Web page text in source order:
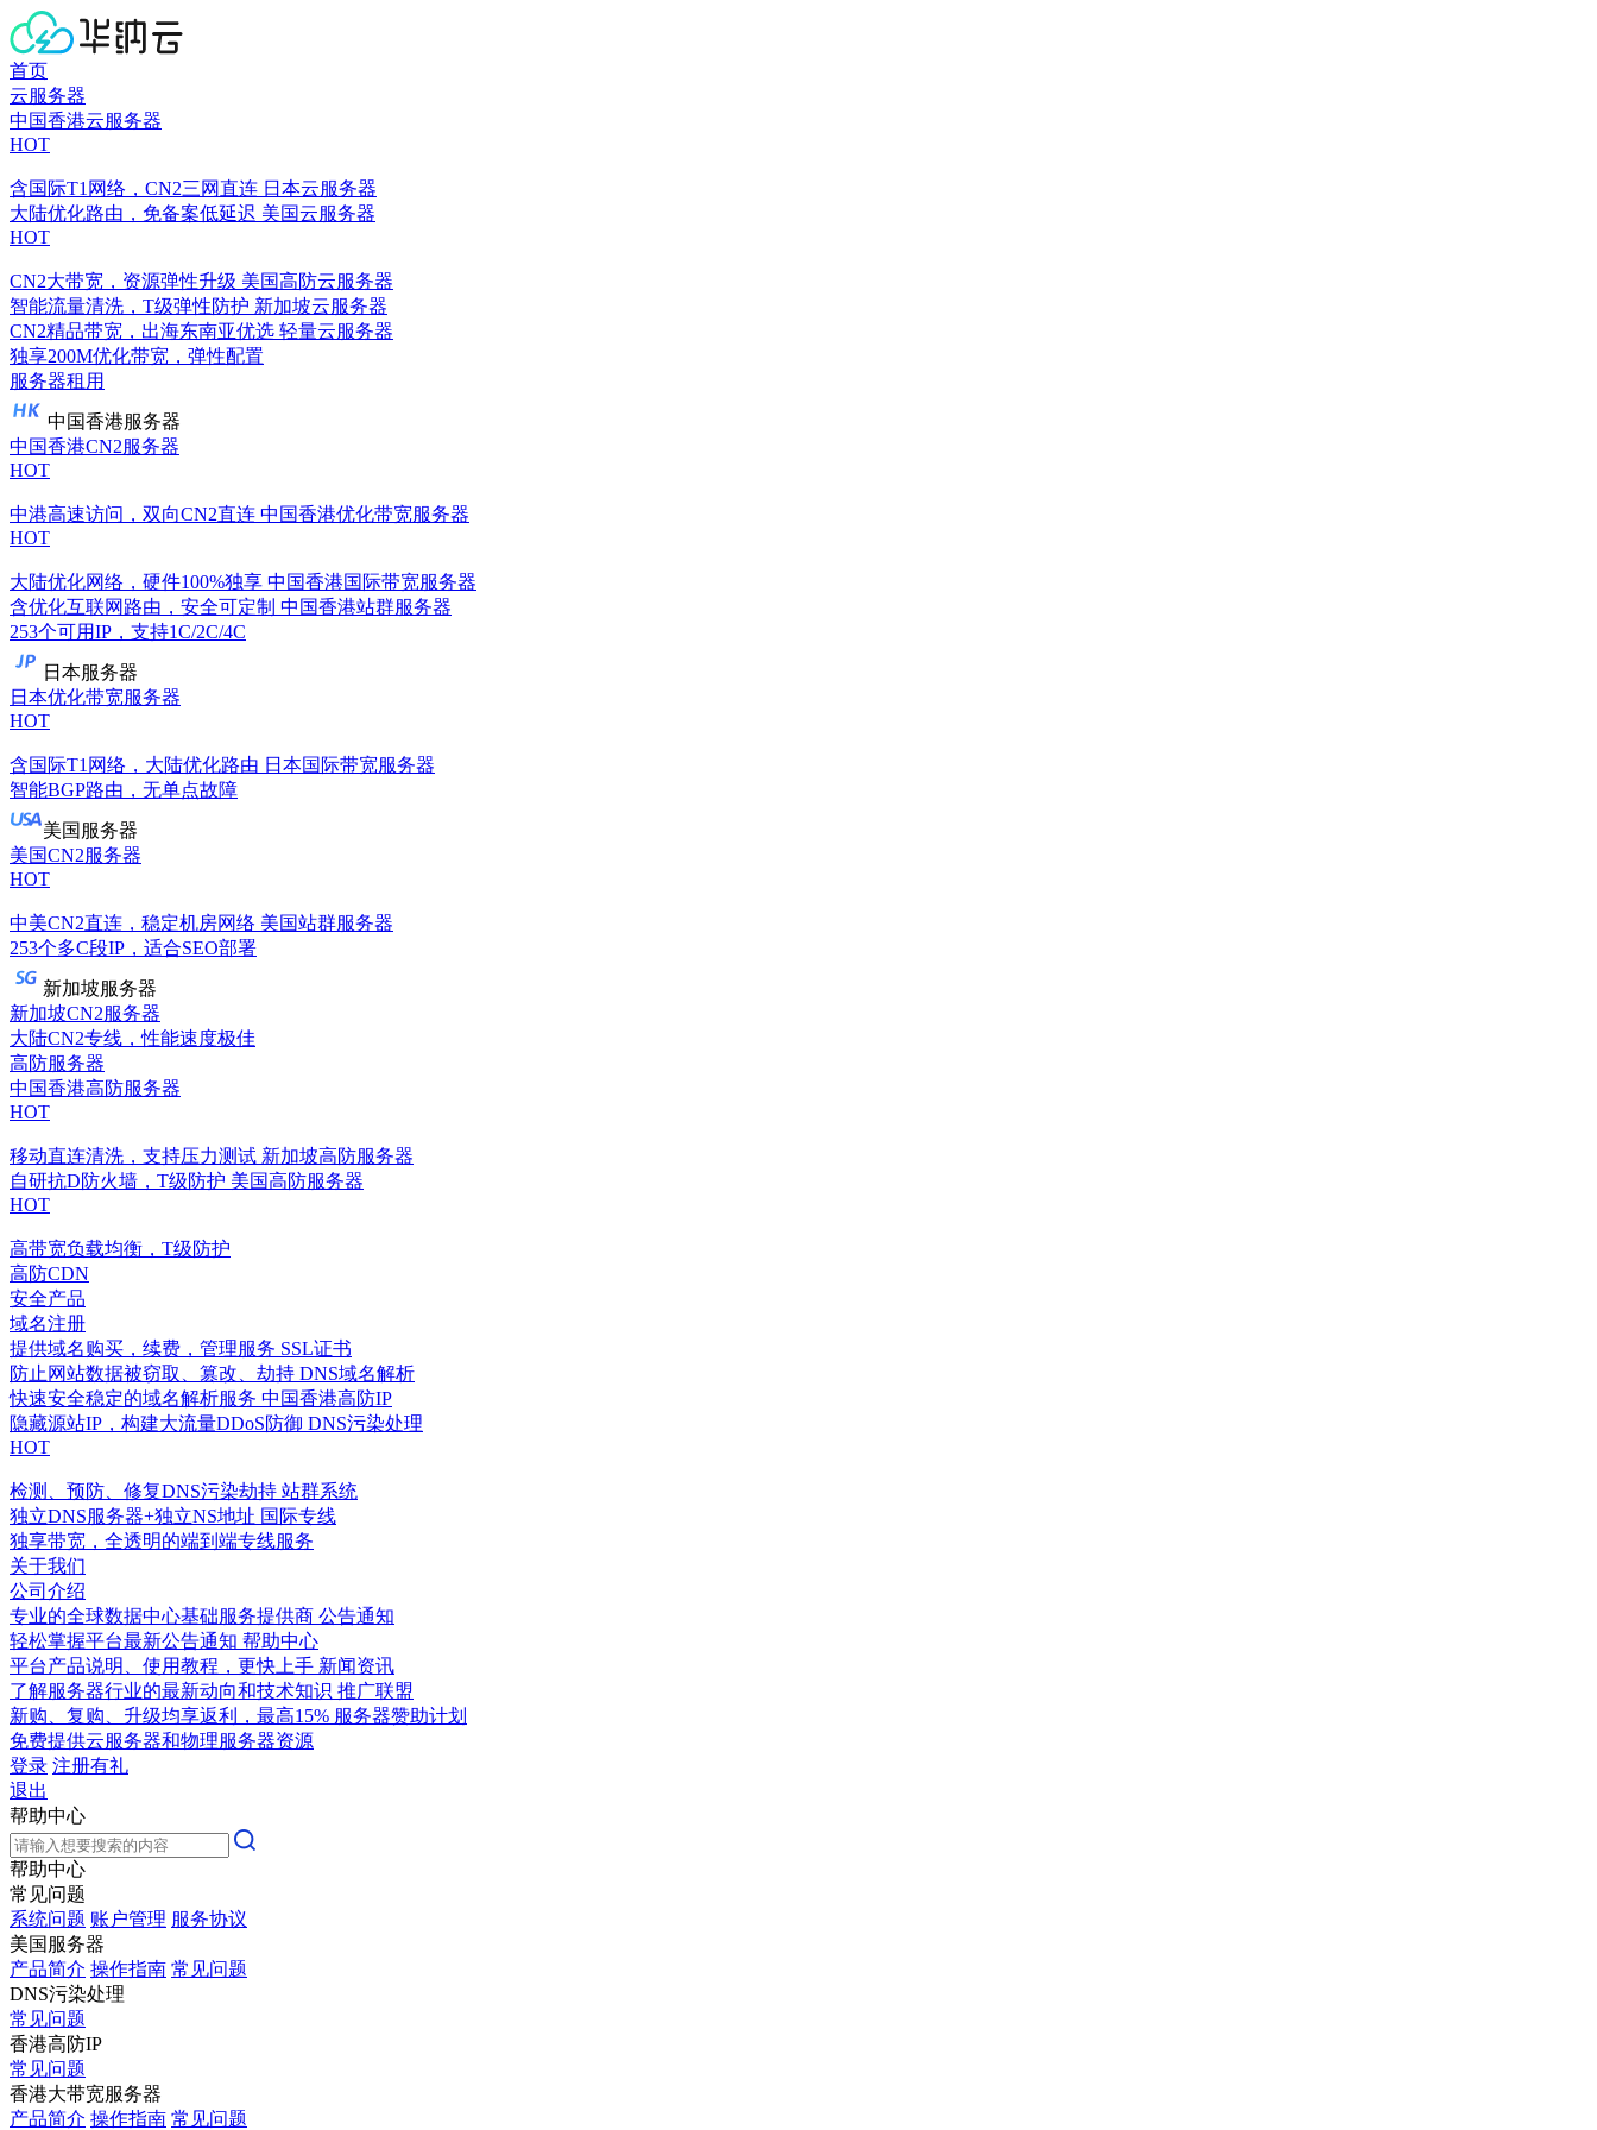
首页
云服务器
中国香港云服务器
HOT
含国际T1网络，CN2三网直连 日本云服务器
大陆优化路由，免备案低延迟 美国云服务器
HOT
CN2大带宽，资源弹性升级 美国高防云服务器
智能流量清洗，T级弹性防护 新加坡云服务器
CN2精品带宽，出海东南亚优选 轻量云服务器
独享200M优化带宽，弹性配置
服务器租用
中国香港服务器
中国香港CN2服务器
HOT
中港高速访问，双向CN2直连 中国香港优化带宽服务器
HOT
大陆优化网络，硬件100%独享 中国香港国际带宽服务器
含优化互联网路由，安全可定制 中国香港站群服务器
253个可用IP，支持1C/2C/4C
日本服务器
日本优化带宽服务器
HOT
含国际T1网络，大陆优化路由 日本国际带宽服务器
智能BGP路由，无单点故障
美国服务器
美国CN2服务器
HOT
中美CN2直连，稳定机房网络 美国站群服务器
253个多C段IP，适合SEO部署
新加坡服务器
新加坡CN2服务器
大陆CN2专线，性能速度极佳
高防服务器
中国香港高防服务器
HOT
移动直连清洗，支持压力测试 新加坡高防服务器
自研抗D防火墙，T级防护 美国高防服务器
HOT
高带宽负载均衡，T级防护
高防CDN
安全产品
域名注册
提供域名购买，续费，管理服务 SSL证书
防止网站数据被窃取、篡改、劫持 DNS域名解析
快速安全稳定的域名解析服务 中国香港高防IP
隐藏源站IP，构建大流量DDoS防御 DNS污染处理
HOT
检测、预防、修复DNS污染劫持 站群系统
独立DNS服务器+独立NS地址 国际专线
独享带宽，全透明的端到端专线服务
关于我们
公司介绍
专业的全球数据中心基础服务提供商 公告通知
轻松掌握平台最新公告通知 帮助中心
平台产品说明、使用教程，更快上手 新闻资讯
了解服务器行业的最新动向和技术知识 推广联盟
新购、复购、升级均享返利，最高15% 服务器赞助计划
免费提供云服务器和物理服务器资源
登录 注册有礼
退出
帮助中心
帮助中心
常见问题
系统问题 账户管理 服务协议
美国服务器
产品简介 操作指南 常见问题
DNS污染处理
常见问题
香港高防IP
常见问题
香港大带宽服务器
产品简介 操作指南 常见问题